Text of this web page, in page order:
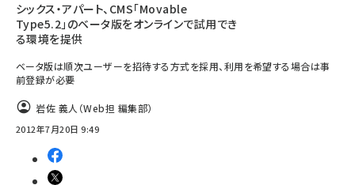
シックス・アパート、CMS「Movable
Type5.2」のベータ版をオンラインで試用でき
る環境を提供
ベータ版は順次ユーザーを招待する方式を採用、利用を希望する場合は事
前登録が必要
岩佐 義人（Web担 編集部）
2012年7月20日 9:49